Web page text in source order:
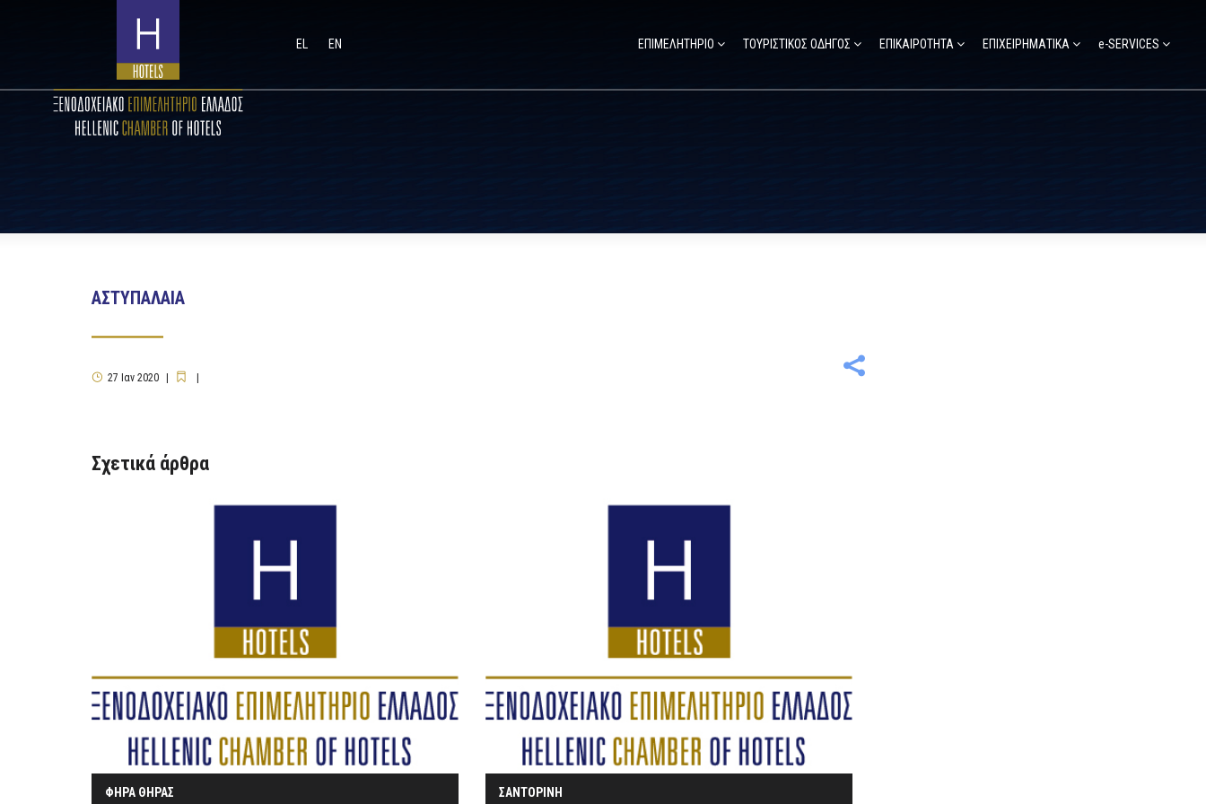
EL EN ΕΠΙΜΕΛΗΤΗΡΙΟ ΤΟΥΡΙΣΤΙΚΟΣ ΟΔΗΓΟΣ ΕΠΙΚΑΙΡΟΤΗΤΑ ΕΠΙΧΕΙΡΗΜΑΤΙΚΑ e-SERVICES
ΑΣΤΥΠΑΛΑΙΑ
27 Ιαν 2020
Σχετικά άρθρα
ΦΗΡΑ ΘΗΡΑΣ ΣΑΝΤΟΡΙΝΗ